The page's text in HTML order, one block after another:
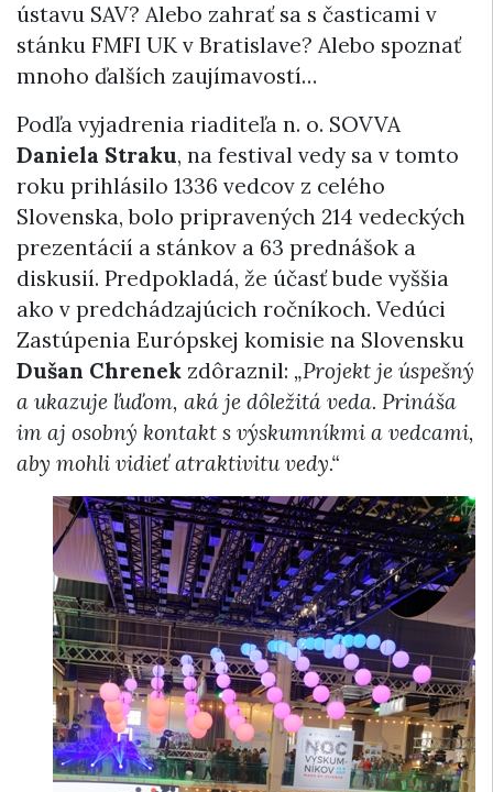
ústavu SAV? Alebo zahrať sa s časticami v
stánku FMFI UK v Bratislave? Alebo spoznať
mnoho ďalších zaujímavostí…
Podľa vyjadrenia riaditeľa n. o. SOVVA
Daniela Straku, na festival vedy sa v tomto
roku prihlásilo 1336 vedcov z celého
Slovenska, bolo pripravených 214 vedeckých
prezentácií a stánkov a 63 prednášok a
diskusií. Predpokladá, že účasť bude vyššia
ako v predchádzajúcich ročníkoch. Vedúci
Zastúpenia Európskej komisie na Slovensku
Dušan Chrenek zdôraznil: „Projekt je úspešný
a ukazuje ľuďom, aká je dôležitá veda. Prináša
im aj osobný kontakt s výskumníkmi a vedcami,
aby mohli vidieť atraktivitu vedy.“